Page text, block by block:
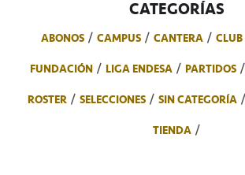
CATEGORÍAS
ABONOS CAMPUS CANTERA CLUB
FUNDACIÓN
LIGA ENDESA PARTIDOS
ROSTER
SELECCIONES SIN CATEGORÍA
TIENDA